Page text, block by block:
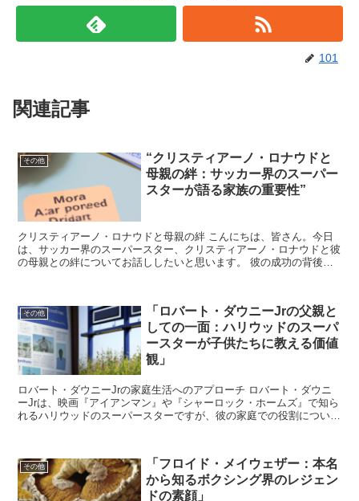
101
関連記事
その他
“クリスティアーノ・ロナウドと
母親の絆：サッカー界のスーパー
スターが語る家族の重要性”
クリスティアーノ・ロナウドと母親の絆 こんにちは、皆さん。今日
は、サッカー界のスーパースター、クリスティアーノ・ロナウドと彼
の母親との絆についてお話ししたいと思います。 彼の成功の背後に
その他
「ロバート・ダウニーJrの父親と
しての一面：ハリウッドのスーパ
ースターが子供たちに教える価値
観」
ロバート・ダウニーJrの家庭生活へのアプローチ ロバート・ダウニ
ーJrは、映画『アイアンマン』や『シャーロック・ホームズ』で知ら
れるハリウッドのスーパースターですが、彼の家庭での役割について
その他
「フロイド・メイウェザー：本名
から知るボクシング界のレジェン
ドの素顔」